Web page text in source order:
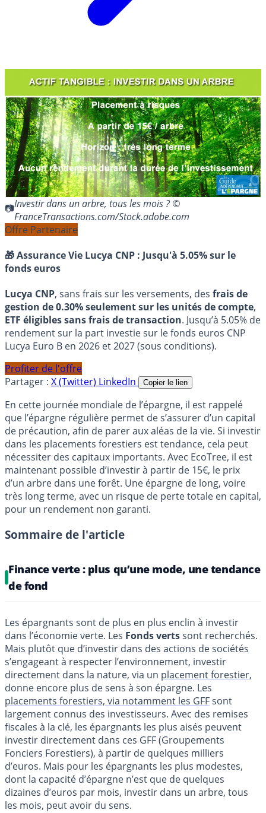
Investir dans un arbre, tous les mois ? ©
FranceTransactions.com/Stock.adobe.com
Offre Partenaire
🎁 Assurance Vie Lucya CNP : Jusqu'à 5.05% sur le
fonds euros
Lucya CNP, sans frais sur les versements, des frais de
gestion de 0.30% seulement sur les unités de compte,
ETF éligibles sans frais de transaction. Jusqu’à 5.05% de
rendement sur la part investie sur le fonds euros CNP
Lucya Euro B en 2026 et 2027 (sous conditions).
Profiter de l'offre
Partager : X (Twitter) LinkedIn Copier le lien
En cette journée mondiale de l’épargne, il est rappelé
que l’épargne régulière permet de s’assurer d’un capital
de précaution, afin de parer aux aléas de la vie. Si investir
dans les placements forestiers est tendance, cela peut
nécessiter des capitaux importants. Avec EcoTree, il est
maintenant possible d’investir à partir de 15€, le prix
d’un arbre dans une forêt. Une épargne de long, voire
très long terme, avec un risque de perte totale en capital,
pour un rendement non garanti.
Sommaire de l'article
Finance verte : plus qu’une mode, une tendance
de fond
Les épargnants sont de plus en plus enclin à investir
dans l’économie verte. Les Fonds vertssont recherchés.
Mais plutôt que d’investir dans des actions de sociétés
s’engageant à respecter l’environnement, investir
directement dans la nature, via un placement forestier,
donne encore plus de sens à son épargne. Les
placements forestiers, via notamment les GFFsont
largement connus des investisseurs. Avec des remises
fiscales à la clé, les épargnants les plus aisés peuvent
investir directement dans ces GFF (Groupements
Fonciers Forestiers), à partir de quelques milliers
d’euros. Mais pour les épargnants les plus modestes,
dont la capacité d’épargne n’est que de quelques
dizaines d’euros par mois, investir dans un arbre, tous
les mois, peut avoir du sens.